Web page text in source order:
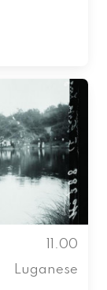
11.00
Luganese